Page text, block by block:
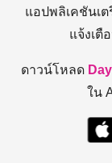
แอปพลิเคชันเ
แจ้งเ
ดาวน์โหลด
ใน